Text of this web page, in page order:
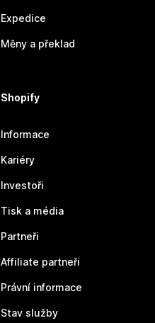
Expedice
Měny a překlad
Shopify
Informace
Kariéry
Investoři
Tisk a média
Partneři
Affiliate partneři
Právní informace
Stav služby